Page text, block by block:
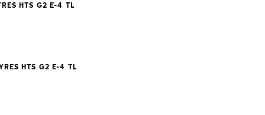
HTS G2 E-4 TL
HTS G2 E-4 TL